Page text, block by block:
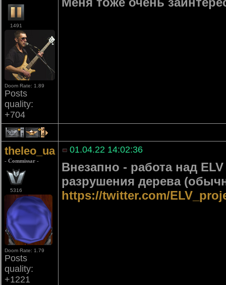
1491
Doom Rate: 1.89
Posts
quality:
+704
1 4
theleo_ua
- Commissar -
5316
Doom Rate: 1.79
Posts
quality:
+1221
01.04.22 14:02:36
Внезапно - работа над
разрушения дерева
https://twitter.com/